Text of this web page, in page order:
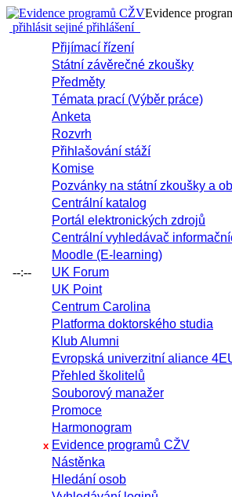
Evidence
přihlásit sejiné přihlášení
--:--
Přijímací řízení
Státní závěrečné zkoušky
Předměty
Témata prací (Výběr práce)
Anketa
Rozvrh
Přihlašování stáží
Komise
Pozvánky na státní zkoušky a
Centrální katalog
Portál elektronických zdrojů
Centrální vyhledávač
Moodle (E-learning)
UK Forum
UK Point
Centrum Carolina
Platforma doktorského studia
Klub Alumni
Evropská univerzitní aliance
Přehled školitelů
Souborový manažer
Promoce
Harmonogram
x Evidence programů CŽV
Nástěnka
Hledání osob